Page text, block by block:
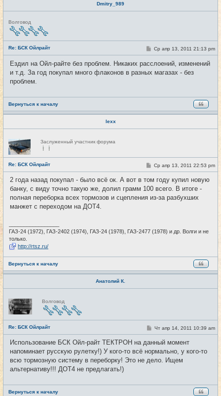
Dmitry_989
Н
е
в
т
и
Волговод
Re: БСК Ойлрайт #57
С
о
б
щ
Ср апр 13, 2011 21:13 pm
Ездил на Ойл-райте без проблем. Никаких расслоений, изменений
и т.д. За год покупал много флаконов в разных магазах - без
проблем.
Вернуться к началу
lexx
Н
е
в
с
е
т
и
Заслуженный участник форума
Re: БСК Ойлрайт #58
С
о
б
щ
н
Ср апр 13, 2011 22:53 pm
2 года назад покупал - было всё ок. А вот в том году купил новую
банку, с виду точно такую же, долил грамм 100 всего. В итоге -
полная переборка всех тормозов и сцепления из-за разбухших
манжет с переходом на ДОТ4.
ГАЗ-24 (1972), ГАЗ-2402 (1974), ГАЗ-24 (1978), ГАЗ-2477 (1978) и др. Волги и не
только.
http://rtsz.ru/
Вернуться к началу
Анатолий К.
Н
е
в
с
е
т
и
Волговод
Re: БСК Ойлрайт #59
С
о
б
щ
н
Чт апр 14, 2011 10:39 am
Использование БСК Ойл-райт ТЕКТРОН на данный момент
напоминает русскую рулетку!) У кого-то всё нормально, у кого-то
всю тормозную систему в переборку! Это не дело. Ищем
альтернативу!!! ДОТ4 не предлагать!)
Вернуться к началу